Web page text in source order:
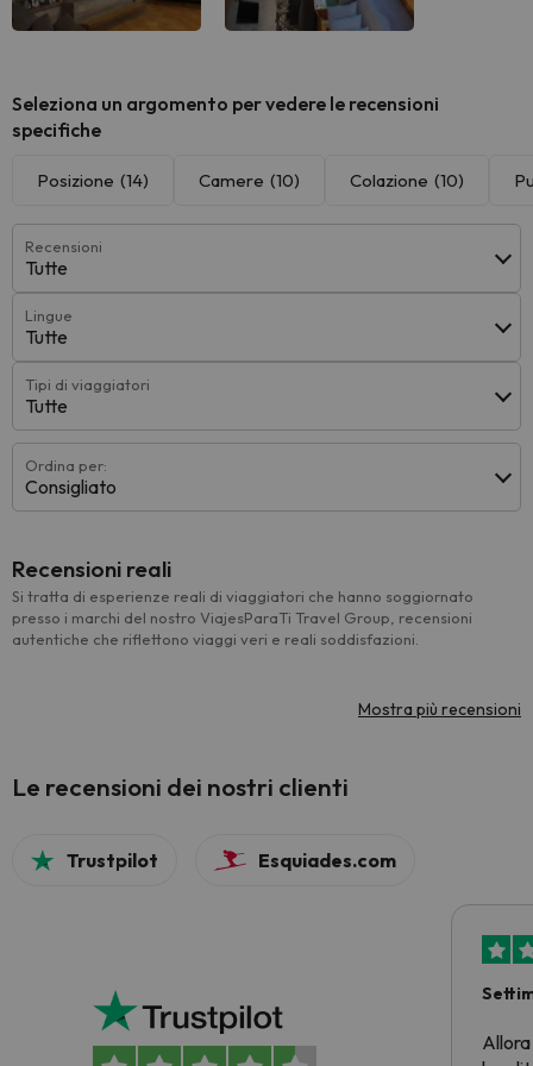
Seleziona un argomento per vedere le recensioni
specifiche
Posizione (14) Camere (10) Colazione (10)
Recensioni
Tutte
Lingue
Tutte
Tipi di viaggiatori
Tutte
Ordina per:
Consigliato
Recensioni reali
Si tratta di esperienze reali di viaggiatori che hanno soggiornato
presso i marchi del nostro ViajesParaTi Travel Group, recensioni
autentiche che riflettono viaggi veri e reali soddisfazioni.
Mostra più recensioni
Le recensioni dei nostri clienti
Trustpilot Esquiades.com
Allora